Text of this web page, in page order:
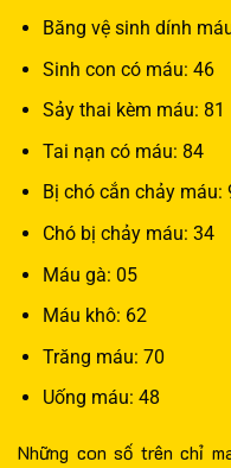
Băng vệ sinh dính
Sinh con có máu: 46
Sảy thai kèm máu: 81
Tai nạn có máu: 84
Bị chó cắn chảy máu:
Chó bị chảy máu: 34
Máu gà: 05
Máu khô: 62
Trăng máu: 70
Uống máu: 48
Những con số trên chỉ